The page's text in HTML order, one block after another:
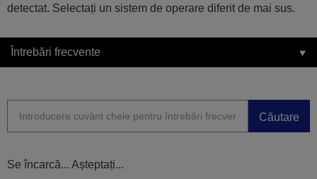
detectat. Selectați un sistem de operare diferit de mai sus.
Întrebări frecvente
Căutare
Se încarcă... Așteptați...